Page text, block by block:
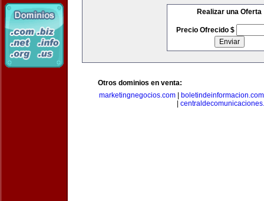
Realizar una Oferta
Precio Ofrecido $
Otros dominios en venta:
marketingnegocios.com
boletindeinformacion.com